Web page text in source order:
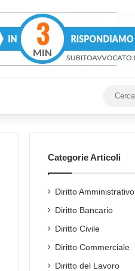
Categorie Articoli
Diritto Amministrativo
Diritto Bancario
Diritto Civile
Diritto Commerciale
Diritto del Lavoro